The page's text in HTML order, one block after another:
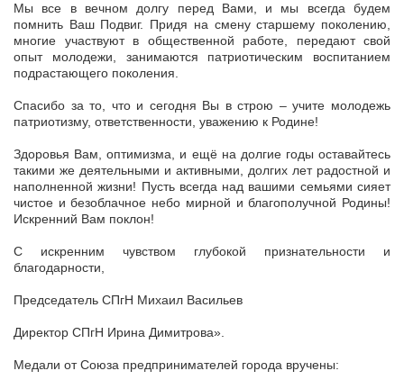
Мы все в вечном долгу перед Вами, и мы всегда будем
помнить Ваш Подвиг. Придя на смену старшему поколению,
многие участвуют в общественной работе, передают свой
опыт молодежи, занимаются патриотическим воспитанием
подрастающего поколения.
Спасибо за то, что и сегодня Вы в строю – учите молодежь
патриотизму, ответственности, уважению к Родине!
Здоровья Вам, оптимизма, и ещё на долгие годы оставайтесь
такими же деятельными и активными, долгих лет радостной и
наполненной жизни! Пусть всегда над вашими семьями сияет
чистое и безоблачное небо мирной и благополучной Родины!
Искренний Вам поклон!
С искренним чувством глубокой признательности и
благодарности,
Председатель СПгН Михаил Васильев
Директор СПгН Ирина Димитрова».
Медали от Союза предпринимателей города вручены: